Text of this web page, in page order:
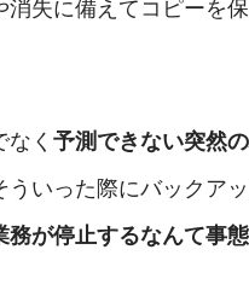
失に備えてコピーを
なく 予測できない突然
いった際にバックア
が停止するなんて事